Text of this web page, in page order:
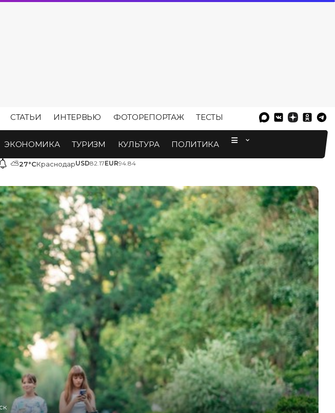
СТАТЬИ ИНТЕРВЬЮ ФОТОРЕПОРТАЖ ТЕСТЫ
ЭКОНОМИКА ТУРИЗМ КУЛЬТУРА ПОЛИТИКА
⛅27°CКраснодарUSD82.17EUR94.84